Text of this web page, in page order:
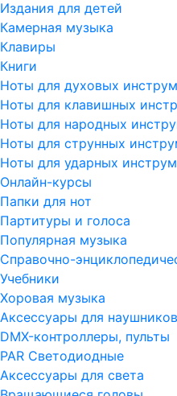
Издания для детей
Камерная музыка
Клавиры
Книги
Ноты для духовых
Ноты для клавишных
Ноты для народных
Ноты для струнных
Ноты для ударных
Онлайн-курсы
Папки для нот
Партитуры и голоса
Популярная музыка
Справочно-
Учебники
Хоровая музыка
Аксессуары для наушников
DMX-контроллеры, пульты
PAR Светодиодные
Аксессуары для света